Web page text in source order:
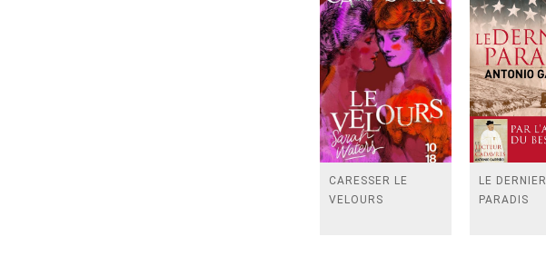
CARESSER LE
VELOURS
LE DERNIER
PARADIS